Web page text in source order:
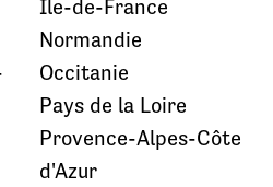
Île-de-France
Normandie
Occitanie
Pays de la Loire
Provence-Alpes-Côte
d'Azur